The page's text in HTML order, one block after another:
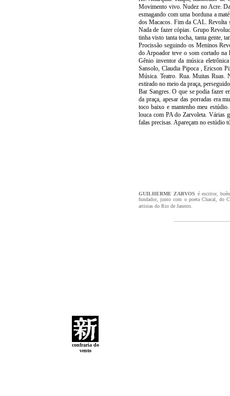
Movimento vivo. Nudez no Acre.
esmagando com uma borduna a
dos Macacos. Fim da CAL. Revolta
Nada de fazer cópias. Grupo
tinha visto tanta tocha, tanta gente,
Procissão seguindo os Meninos
do Arpoador teve o som cortado na
Gênio inventor da música
Sansolo, Claudia Pipoca , Ericson
Música. Teatro. Rua. Muitas Ruas.
estirado no meio da praça,
Bar Sangres. O que se podia fazer
da praça, apesar das porradas era
toco baixo e mantenho meu
louca com PA do Zarvoleta. Várias
falas precisas. Apareçam no estúdio
GUILHERME ZARVOS é escritor,
fundador, junto com o poeta Chacal, do
artistas do Rio de Janeiro.
confraria do
vento